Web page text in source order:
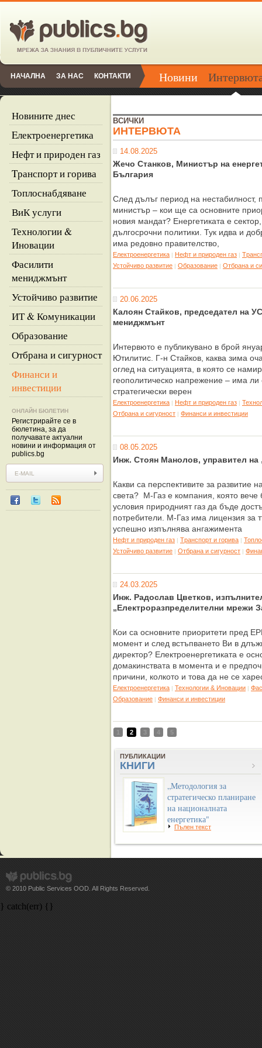
НАЧАЛНА ЗА НАС КОНТАКТИ Новини
Новините днес
Eлектроенергетика
Нефт и природен газ
Tранспорт и горива
Топлоснабдяване
ВиК услуги
Технологии &
Иновации
Фасилити
мениджмънт
Устойчиво развитие
ИТ & Комуникации
Образование
Отбрана и сигурност
Финанси и
инвестиции
ОНЛАЙН БЮЛЕТИН
Регистрирайте се в
бюлетина, за да
получавате актуални
новини и информация от
publics.bg
ВСИЧКИ
ИНТЕРВЮТА
14.08.2025
Жечо Станков, Министър на
България
След дълъг период на нестабилност,
министър – кои ще са основните
новия мандат? Енергетиката е
дългосрочни политики. Тук идва и
има редовно правителство,
Eлектроенергетика | Нефт и природен газ |
Устойчиво развитие | Образование | Отбрана и
20.06.2025
Калоян Стайков, председател на
мениджмънт
Интервюто е публикувано в брой
Ютилитис. Г-н Стайков, каква зима
оглед на ситуацията, в която се
геополитическо напрежение – има
стратегически верен
Eлектроенергетика | Нефт и природен газ |
Отбрана и сигурност | Финанси и инвестиции
08.05.2025
Инж. Стоян Манолов, управител
Какви са перспективите за развитие
света? М-Газ е компания, която вече
условия природният газ да бъде
потребители. М-Газ има лицензия за
успешно изпълнява ангажимента
Нефт и природен газ | Tранспорт и горива |
Устойчиво развитие | Отбрана и сигурност |
24.03.2025
Инж. Радослав Цветков,
„Електроразпределителни мрежи
Кои са основните приоритети пред
момент и след встъпването Ви в
директор? Електроенергетиката е
домакинствата в момента и е
причини, колкото и това да не се
Eлектроенергетика | Технологии & Иновации |
Образование | Финанси и инвестиции
1 2 3 4 5
ПУБЛИКАЦИИ
КНИГИ
„Методология за
стратегическо планиране
на националната
енергетика"
Пълен текст
© 2010 Public Services OOD. All Rights Reserved.
} catch(err) {}